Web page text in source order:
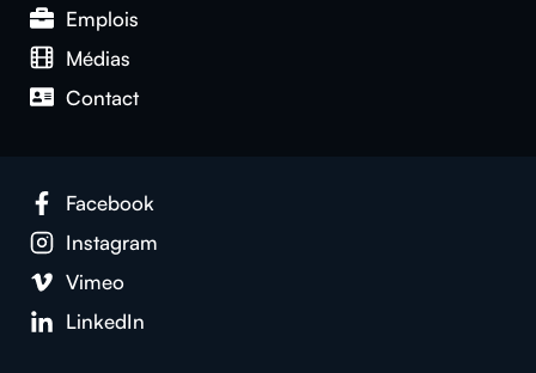
Emplois
Médias
Contact
Facebook
Instagram
Vimeo
LinkedIn